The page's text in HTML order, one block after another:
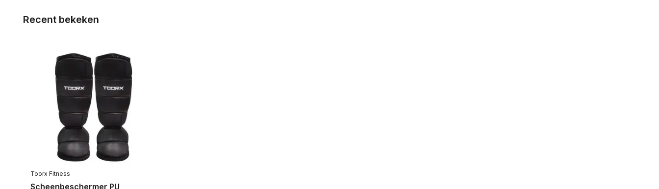
Recent bekeken
Toorx Fitness
Scheenbeschermer PU